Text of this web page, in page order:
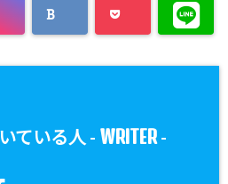
ている人 - WRITER-